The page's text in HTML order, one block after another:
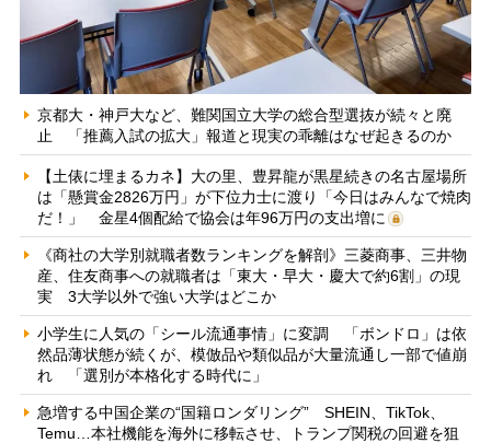
京都大・神戸大など、難関国立大学の総合型選抜が続々と廃
止 「推薦入試の拡大」報道と現実の乖離はなぜ起きるのか
【土俵に埋まるカネ】大の里、豊昇龍が黒星続きの名古屋場所
は「懸賞金2826万円」が下位力士に渡り「今日はみんなで焼肉
だ！」 金星4個配給で協会は年96万円の支出増に
《商社の大学別就職者数ランキングを解剖》三菱商事、三井物
産、住友商事への就職者は「東大・早大・慶大で約6割」の現
実 3大学以外で強い大学はどこか
小学生に人気の「シール流通事情」に変調 「ボンドロ」は依
然品薄状態が続くが、模倣品や類似品が大量流通し一部で値崩
れ 「選別が本格化する時代に」
急増する中国企業の“国籍ロンダリング” SHEIN、TikTok、
Temu…本社機能を海外に移転させ、トランプ関税の回避を狙